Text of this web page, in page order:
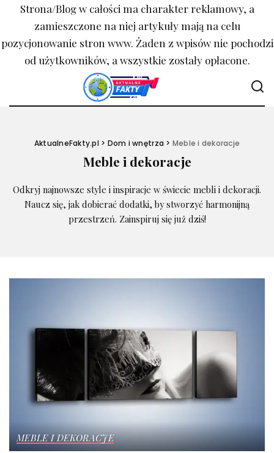
Strona/Blog w całości ma charakter reklamowy, a
zamieszczone na niej artykuły mają na celu
pozycjonowanie stron www. Żaden z wpisów nie pochodzi
od użytkowników, a wszystkie zostały opłacone.
AktualneFakty.pl> Dom i wnętrza > Meble i dekoracje
Meble i dekoracje
Odkryj najnowsze style i inspiracje w świecie mebli i dekoracji.
Naucz się, jak dobierać dodatki, by stworzyć harmonijną
przestrzeń. Zainspiruj się już dziś!
MEBLE I DEKORACJE